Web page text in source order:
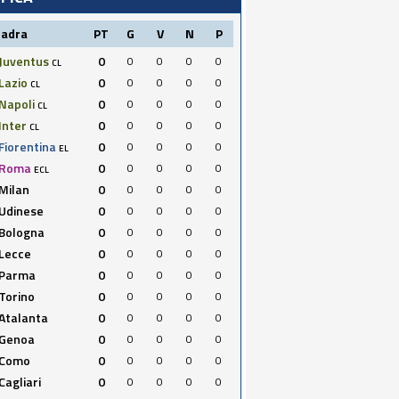
PT G V N P
Juventus CL 0 0 0 0
0
Lazio CL 0 0 0 0
0
Napoli CL 0 0 0 0
0
Inter CL 0 0 0 0
0
Fiorentina EL 0 0 0 0
0
Roma ECL 0 0 0 0
0
Milan 0 0 0 0
0
Udinese 0 0 0 0
0
Bologna 0 0 0 0
0
Lecce 0 0 0 0
0
Parma 0 0 0 0
0
Torino 0 0 0 0
0
0 0 0 0
0
Genoa 0 0 0 0
0
Como 0 0 0 0
0
Cagliari 0 0 0 0
0